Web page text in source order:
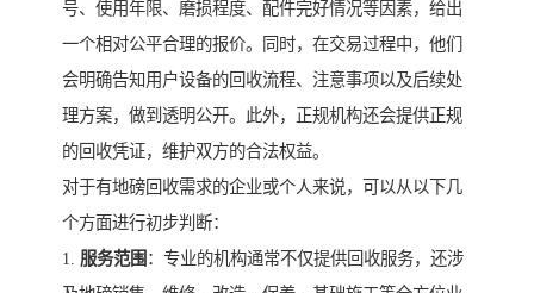
号、使用年限、磨损程度、配件完好情况等因素，给出
一个相对公平合理的报价。同时，在交易过程中，他们
会明确告知用户设备的回收流程、注意事项以及后续处
理方案，做到透明公开。此外，正规机构还会提供正规
的回收凭证，维护双方的合法权益。
对于有地磅回收需求的企业或个人来说，可以从以下几
个方面进行初步判断：
1. 服务范围 ：专业的机构通常不仅提供回收服务，还涉